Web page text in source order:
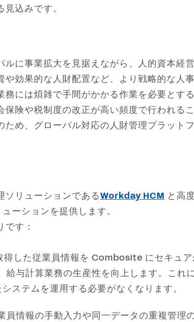
込みです。
に事業拡大を見据えながら、人的資本経
効果的な人財配置など、より戦略的な人
には煩雑で手間がかかる作業を必要とす
険や税制度の改正が高い頻度で行われる
め、グローバル対応の人財管理プラット
ソリューションであるWorkday HCM と高
ーションを提供します。
す：
得した従業員情報を Combosite にセキュ
与計算業務の生産性を向上します。これ
ステムを運用する必要がなくなります。
員情報の手動入力や同一データの重複管理